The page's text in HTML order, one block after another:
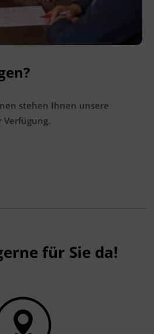
stehen Ihnen unsere
Verfügung.
für Sie da!